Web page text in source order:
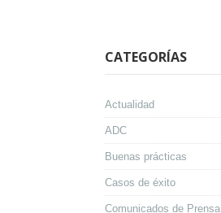
CATEGORÍAS
Actualidad
ADC
Buenas prácticas
Casos de éxito
Comunicados de Prensa